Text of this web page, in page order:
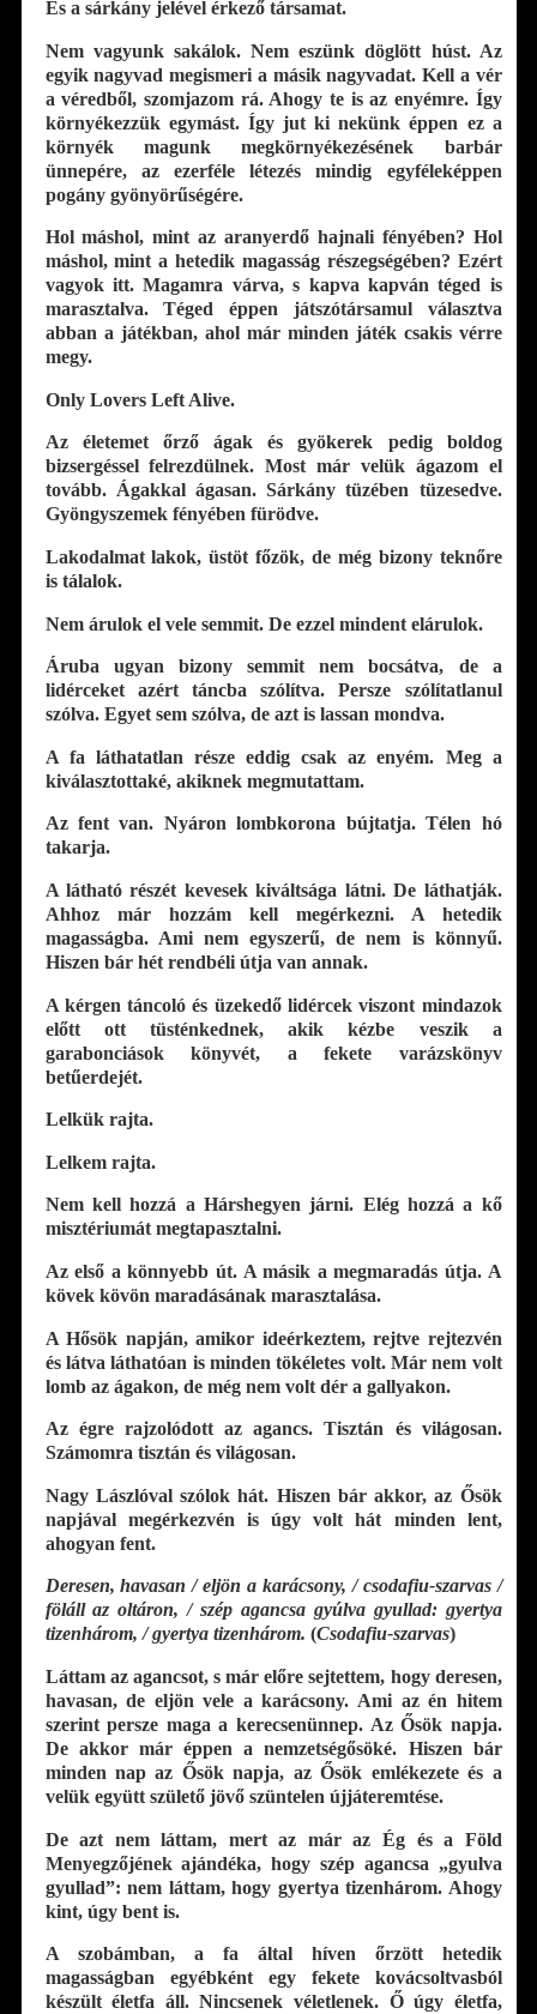
És a sárkány jelével érkező társamat.
Nem vagyunk sakálok. Nem eszünk döglött húst. Az
egyik nagyvad megismeri a másik nagyvadat. Kell a vér
a véredből, szomjazom rá. Ahogy te is az enyémre. Így
környékezzük egymást. Így jut ki nekünk éppen ez a
környék magunk megkörnyékezésének barbár
ünnepére, az ezerféle létezés mindig egyféleképpen
pogány gyönyörűségére.
Hol máshol, mint az aranyerdő hajnali fényében? Hol
máshol, mint a hetedik magasság részegségében? Ezért
vagyok itt. Magamra várva, s kapva kapván téged is
marasztalva. Téged éppen játszótársamul választva
abban a játékban, ahol már minden játék csakis vérre
megy.
Only Lovers Left Alive.
Az életemet őrző ágak és gyökerek pedig boldog
bizsergéssel felrezdülnek. Most már velük ágazom el
tovább. Ágakkal ágasan. Sárkány tüzében tüzesedve.
Gyöngyszemek fényében fürödve.
Lakodalmat lakok, üstöt főzök, de még bizony teknőre
is tálalok.
Nem árulok el vele semmit. De ezzel mindent elárulok.
Áruba ugyan bizony semmit nem bocsátva, de a
lidérceket azért táncba szólítva. Persze szólítatlanul
szólva. Egyet sem szólva, de azt is lassan mondva.
A fa láthatatlan része eddig csak az enyém. Meg a
kiválasztottaké, akiknek megmutattam.
Az fent van. Nyáron lombkorona bújtatja. Télen hó
takarja.
A látható részét kevesek kiváltsága látni. De láthatják.
Ahhoz már hozzám kell megérkezni. A hetedik
magasságba. Ami nem egyszerű, de nem is könnyű.
Hiszen bár hét rendbéli útja van annak.
A kérgen táncoló és üzekedő lidércek viszont mindazok
előtt ott tüsténkednek, akik kézbe veszik a
garabonciások könyvét, a fekete varázskönyv
betűerdejét.
Lelkük rajta.
Lelkem rajta.
Nem kell hozzá a Hárshegyen járni. Elég hozzá a kő
misztériumát megtapasztalni.
Az első a könnyebb út. A másik a megmaradás útja. A
kövek kövön maradásának marasztalása.
A Hősök napján, amikor ideérkeztem, rejtve rejtezvén
és látva láthatóan is minden tökéletes volt. Már nem volt
lomb az ágakon, de még nem volt dér a gallyakon.
Az égre rajzolódott az agancs. Tisztán és világosan.
Számomra tisztán és világosan.
Nagy Lászlóval szólok hát. Hiszen bár akkor, az Ősök
napjával megérkezvén is úgy volt hát minden lent,
ahogyan fent.
Deresen, havasan / eljön a karácsony, / csodafiu-szarvas /
föláll az oltáron, / szép agancsa gyúlva gyullad: gyertya
tizenhárom, / gyertya tizenhárom. (Csodafiu-szarvas)
Láttam az agancsot, s már előre sejtettem, hogy deresen,
havasan, de eljön vele a karácsony. Ami az én hitem
szerint persze maga a kerecsenünnep. Az Ősök napja.
De akkor már éppen a nemzetségősöké. Hiszen bár
minden nap az Ősök napja, az Ősök emlékezete és a
velük együtt születő jövő szüntelen újjáteremtése.
De azt nem láttam, mert az már az Ég és a Föld
Menyegzőjének ajándéka, hogy szép agancsa „gyulva
gyullad”: nem láttam, hogy gyertya tizenhárom. Ahogy
kint, úgy bent is.
A szobámban, a fa által híven őrzött hetedik
magasságban egyébként egy fekete kovácsoltvasból
készült életfa áll. Nincsenek véletlenek. Ő úgy életfa,